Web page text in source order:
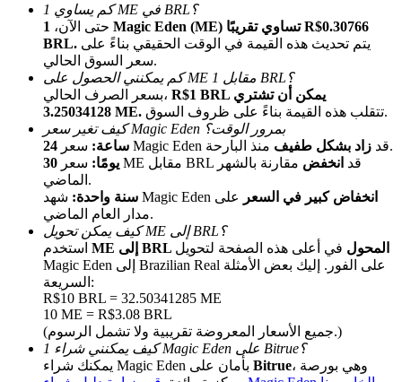
الإحالة
قم بدعوة صديق لتحصل على مكافآت نقدية
Deposit CASHCAT & Win
كم يساوي 1 ME في BRL؟
حتى الآن، 1 Magic Eden (ME) تساوي تقريبًا R$0.30766
BRL.
سعر السوق الحالي.
كم يمكنني الحصول على ME مقابل 1 BRL؟
بسعر الصرف الحالي، R$1 BRL يمكن أن تشتري
3.25034128 ME.
تتقلب هذه القيمة بناءً على ظروف السوق.
كيف تغير سعر Magic Eden بمرور الوقت؟
24 ساعة:
سعر Magic Eden قد زاد بشكل طفيف
منذ البارحة.
30 يومًا:
سعر ME مقابل BRL قد انخفض مقارنة بالشهر
الماضي.
سنة واحدة: شهد Magic Eden انخفاض كبير في السعر
على
مدار العام الماضي.
كيف يمكن تحويل ME إلى BRL؟
ME إلى BRL المحول في أعلى هذه الصفحة لتحويل
Magic Eden إلى Brazilian Real على الفور. إليك بعض الأمثلة
السريعة:
R$10 BRL = 32.50341285 ME
10 ME = R$3.08 BRL
(جميع الأسعار المعروضة تقريبية ولا تشمل الرسوم.)
كيف يمكنني شراء 1 Magic Eden على Bitrue؟
Bitrue، وهي بورصة